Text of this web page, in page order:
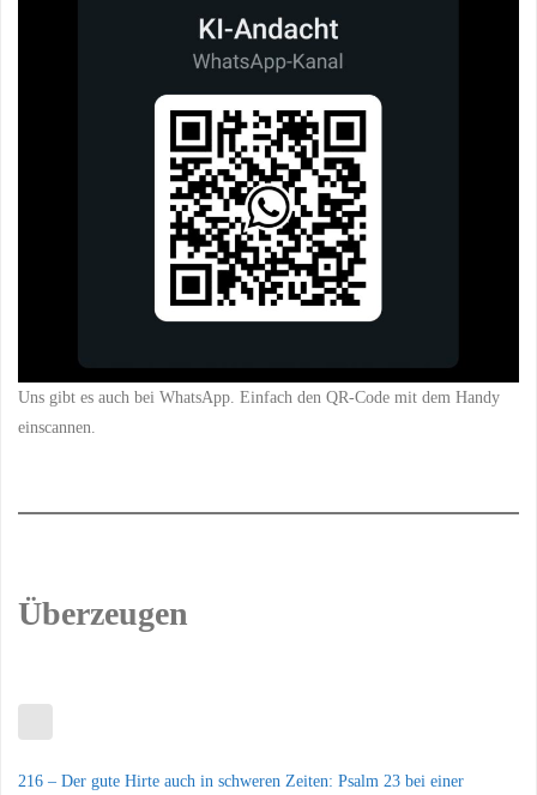
Uns gibt es auch bei WhatsApp. Einfach den QR-Code mit dem Handy
einscannen.
Überzeugen
216 – Der gute Hirte auch in schweren Zeiten: Psalm 23 bei einer